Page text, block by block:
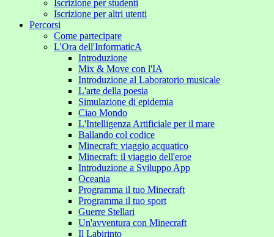
Iscrizione per studenti
Iscrizione per altri utenti
Percorsi
Come partecipare
L'Ora dell'InformaticA
Introduzione
Mix & Move con l'IA
Introduzione al Laboratorio musicale
L'arte della poesia
Simulazione di epidemia
Ciao Mondo
L'Intelligenza Artificiale per il mare
Ballando col codice
Minecraft: viaggio acquatico
Minecraft: il viaggio dell'eroe
Introduzione a Sviluppo App
Oceania
Programma il tuo Minecraft
Programma il tuo sport
Guerre Stellari
Un'avventura con Minecraft
Il Labirinto